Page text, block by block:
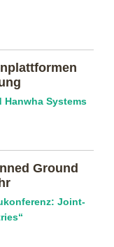
Systems
Ground
Joint-